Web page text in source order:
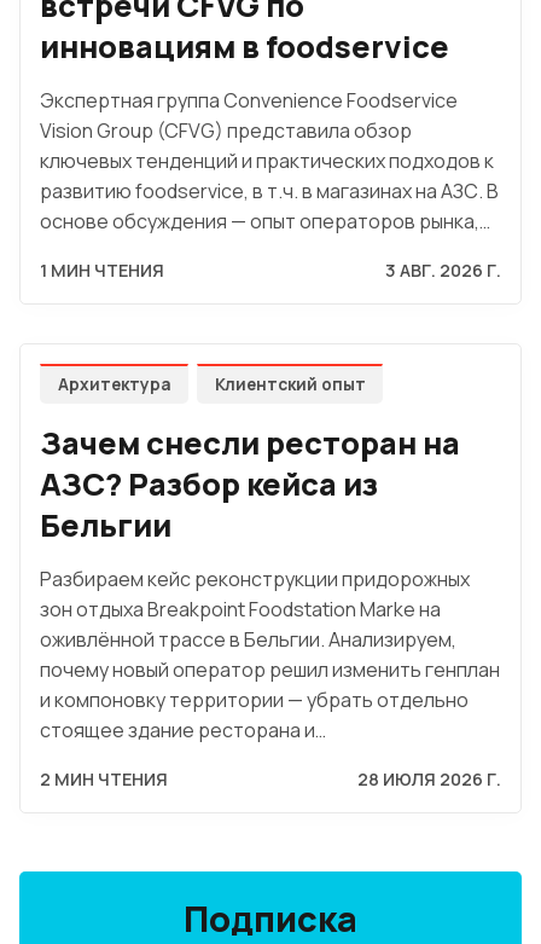
инновациям в foodservice
Экспертная группа Convenience Foodservice
Vision Group (CFVG) представила обзор
ключевых тенденций и практических подходов к
развитию foodservice, в т.ч. в магазинах на АЗС. В
основе обсуждения — опыт операторов рынка,…
1 МИН ЧТЕНИЯ 3 АВГ. 2026 Г.
Архитектура Клиентский опыт
Зачем снесли ресторан на
АЗС? Разбор кейса из
Бельгии
Разбираем кейс реконструкции придорожных
зон отдыха Breakpoint Foodstation Marke на
оживлённой трассе в Бельгии. Анализируем,
почему новый оператор решил изменить генплан
и компоновку территории — убрать отдельно
стоящее здание ресторана и…
2 МИН ЧТЕНИЯ 28 ИЮЛЯ 2026 Г.
Подписка